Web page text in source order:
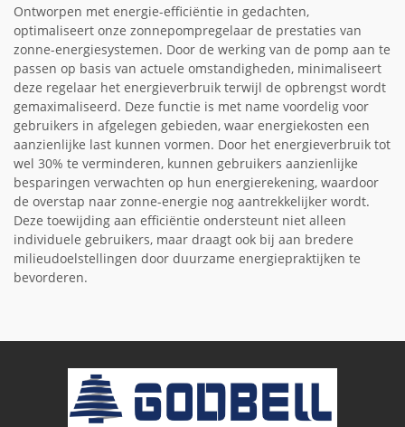
Ontworpen met energie-efficiëntie in gedachten,
optimaliseert onze zonnepompregelaar de prestaties van
zonne-energiesystemen. Door de werking van de pomp aan te
passen op basis van actuele omstandigheden, minimaliseert
deze regelaar het energieverbruik terwijl de opbrengst wordt
gemaximaliseerd. Deze functie is met name voordelig voor
gebruikers in afgelegen gebieden, waar energiekosten een
aanzienlijke last kunnen vormen. Door het energieverbruik tot
wel 30% te verminderen, kunnen gebruikers aanzienlijke
besparingen verwachten op hun energierekening, waardoor
de overstap naar zonne-energie nog aantrekkelijker wordt.
Deze toewijding aan efficiëntie ondersteunt niet alleen
individuele gebruikers, maar draagt ook bij aan bredere
milieudoelstellingen door duurzame energiepraktijken te
bevorderen.